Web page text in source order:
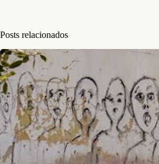
Posts relacionados